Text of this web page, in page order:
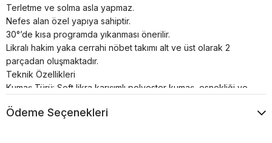
Terletme ve solma asla yapmaz.
Nefes alan özel yapıya sahiptir.
30°’de kısa programda yıkanması önerilir.
Likralı hakim yaka cerrahi nöbet takımı alt ve üst olarak 2
parçadan oluşmaktadır.
Teknik Özellikleri
Kumaş Türü: Soft likra karışımlı polyester kumaş, esnekliği ve
Nefes Alabilirlik: Kumaşın yapısı, hava geçirgenliği yüksek
Ödeme Seçenekleri